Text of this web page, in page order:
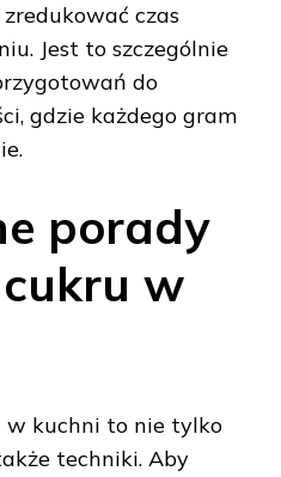
czas
Jest to szczególnie
do
gdzie każdego gram
porady
w
kuchni to nie tylko
techniki. Aby